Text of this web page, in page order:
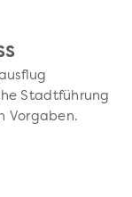
Stadtführung
Vorgaben.